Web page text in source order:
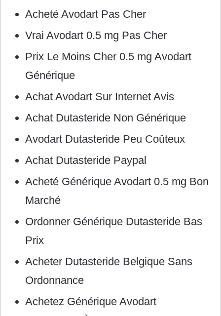
Acheté Avodart Pas Cher
Vrai Avodart 0.5 mg Pas Cher
Prix Le Moins Cher 0.5 mg Avodart
Générique
Achat Avodart Sur Internet Avis
Achat Dutasteride Non Générique
Avodart Dutasteride Peu Coûteux
Achat Dutasteride Paypal
Acheté Générique Avodart 0.5 mg Bon
Marché
Ordonner Générique Dutasteride Bas
Prix
Acheter Dutasteride Belgique Sans
Ordonnance
Achetez Générique Avodart